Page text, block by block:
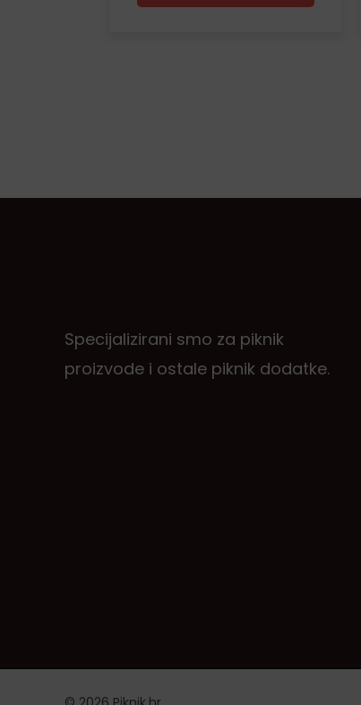
Specijalizirani smo za piknik
proizvode i ostale piknik dodatke.